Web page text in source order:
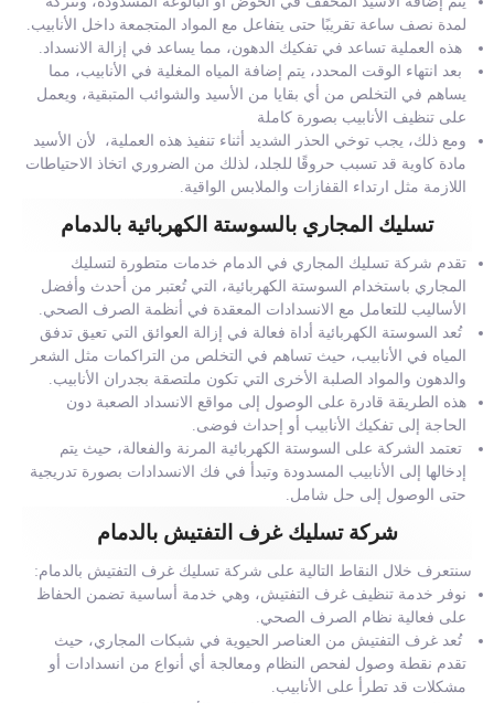
لمدة نصف ساعة تقريبًا حتى يتفاعل مع المواد المتجمعة داخل الأنابيب.
هذه العملية تساعد في تفكيك الدهون، مما يساعد في إزالة الانسداد.
بعد انتهاء الوقت المحدد، يتم إضافة المياه المغلية في الأنابيب، مما
يساهم في التخلص من أي بقايا من الأسيد والشوائب المتبقية، ويعمل
على تنظيف الأنابيب بصورة كاملة
ومع ذلك، يجب توخي الحذر الشديد أثناء تنفيذ هذه العملية، لأن الأسيد
مادة كاوية قد تسبب حروقًا للجلد، لذلك من الضروري اتخاذ الاحتياطات
اللازمة مثل ارتداء القفازات والملابس الواقية.
تسليك المجاري بالسوستة الكهربائية بالدمام
تقدم شركة تسليك المجاري في الدمام خدمات متطورة لتسليك
المجاري باستخدام السوستة الكهربائية، التي تُعتبر من أحدث وأفضل
الأساليب للتعامل مع الانسدادات المعقدة في أنظمة الصرف الصحي.
تُعد السوستة الكهربائية أداة فعالة في إزالة العوائق التي تعيق تدفق
المياه في الأنابيب، حيث تساهم في التخلص من التراكمات مثل الشعر
والدهون والمواد الصلبة الأخرى التي تكون ملتصقة بجدران الأنابيب.
هذه الطريقة قادرة على الوصول إلى مواقع الانسداد الصعبة دون
الحاجة إلى تفكيك الأنابيب أو إحداث فوضى.
تعتمد الشركة على السوستة الكهربائية المرنة والفعالة، حيث يتم
إدخالها إلى الأنابيب المسدودة وتبدأ في فك الانسدادات بصورة تدريجية
حتى الوصول إلى حل شامل.
شركة تسليك غرف التفتيش بالدمام
سنتعرف خلال النقاط التالية على شركة تسليك غرف التفتيش بالدمام:
نوفر خدمة تنظيف غرف التفتيش، وهي خدمة أساسية تضمن الحفاظ
على فعالية نظام الصرف الصحي.
تُعد غرف التفتيش من العناصر الحيوية في شبكات المجاري، حيث
تقدم نقطة وصول لفحص النظام ومعالجة أي أنواع من انسدادات أو
مشكلات قد تطرأ على الأنابيب.